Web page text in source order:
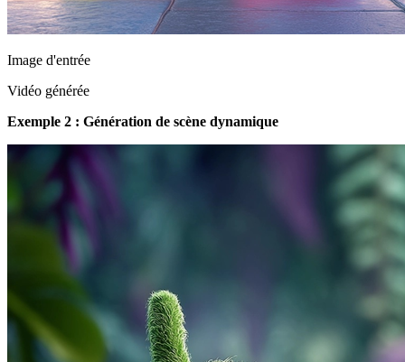
Image d'entrée
Vidéo générée
Exemple 2 : Génération de scène dynamique